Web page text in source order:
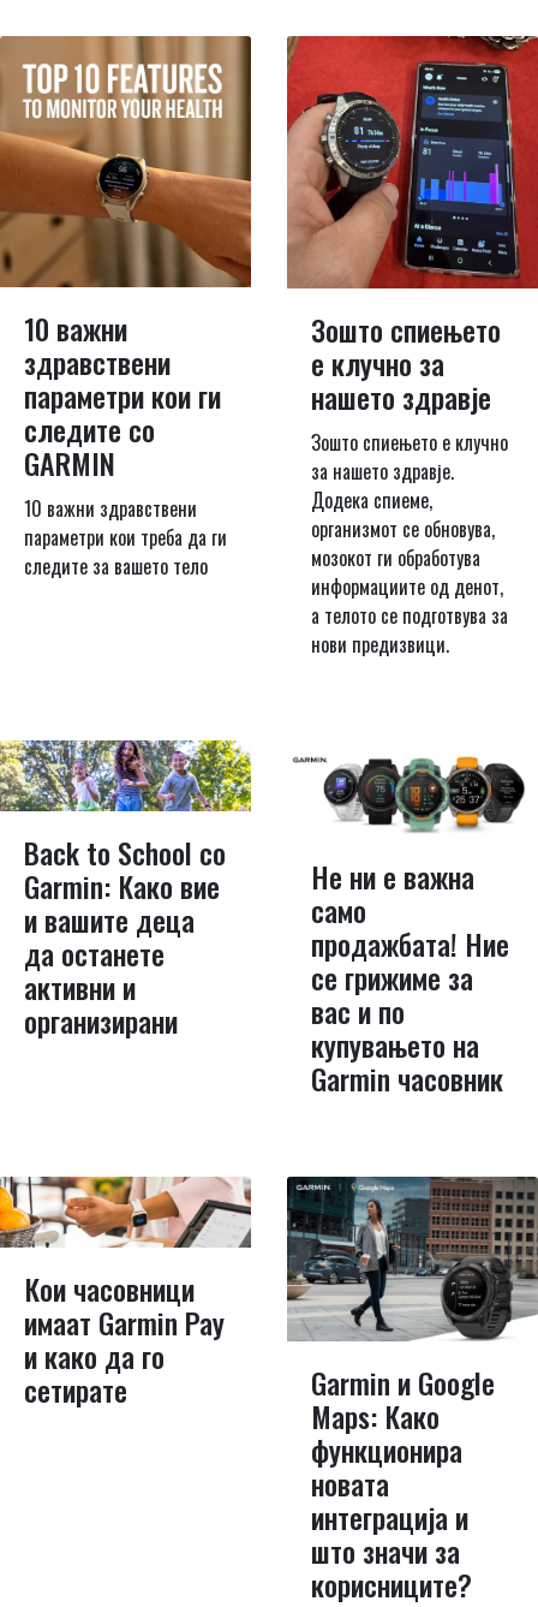
10 важни
здравствени
параметри кои ги
следите со
GARMIN
10 важни здравствени
параметри кои треба да ги
следите за вашето тело
Зошто спиењето
е клучно за
нашето здравје
Зошто спиењето е клучно
за нашето здравје.
Додека спиеме,
организмот се обновува,
мозокот ги обработува
информациите од денот,
а телото се подготвува за
нови предизвици.
Back to School со
Garmin: Како вие
и вашите деца
да останете
активни и
организирани
Не ни е важна
само
продажбата! Ние
се грижиме за
вас и по
купувањето на
Garmin часовник
Кои часовници
имаат Garmin Pay
и како да го
сетирате Garmin и Google
Maps: Како
функционира
новата
интеграција и
што значи за
корисниците?